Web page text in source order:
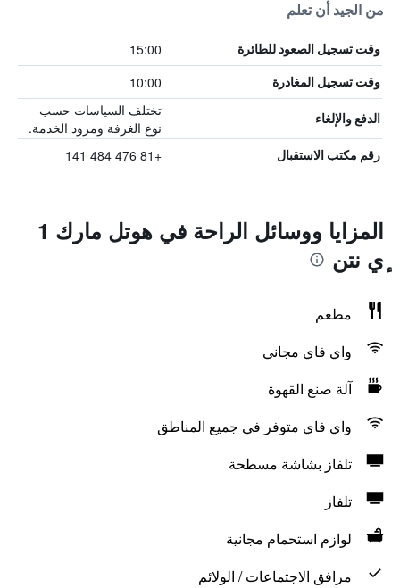
من الجيد أن تعلم
وقت تسجيل الصعود للطائرة 15:00
وقت تسجيل المغادرة 10:00
الدفع والإلغاء
تختلف السياسات حسب
نوع الغرفة ومزود الخدمة.
رقم مكتب الاستقبال +81 476 484 141
المزايا ووسائل الراحة في هوتل مارك 1
ٕي نتن
مطعم
واي فاي مجاني
آلة صنع القهوة
واي فاي متوفر في جميع المناطق
تلفاز بشاشة مسطحة
تلفاز
لوازم استحمام مجانية
مرافق الاجتماعات / الولائم